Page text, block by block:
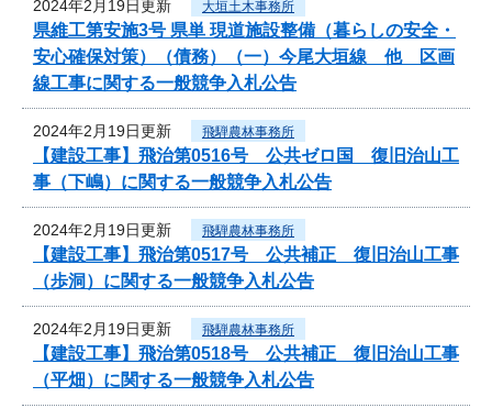
2024年2月19日更新 大垣土木事務所
県維工第安施3号 県単 現道施設整備（暮らしの安全・
安心確保対策）（債務）（一）今尾大垣線 他 区画
線工事に関する一般競争入札公告
2024年2月19日更新 飛騨農林事務所
【建設工事】飛治第0516号 公共ゼロ国 復旧治山工
事（下嶋）に関する一般競争入札公告
2024年2月19日更新 飛騨農林事務所
【建設工事】飛治第0517号 公共補正 復旧治山工事
（歩洞）に関する一般競争入札公告
2024年2月19日更新 飛騨農林事務所
【建設工事】飛治第0518号 公共補正 復旧治山工事
（平畑）に関する一般競争入札公告